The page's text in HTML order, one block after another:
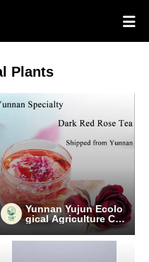

Plants
Yunnan Yujun Ecolo
gical Agriculture Co.,